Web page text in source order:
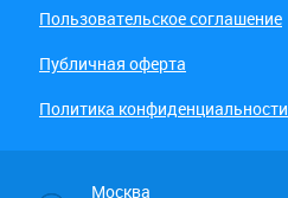
Пользовательское соглашение
Публичная оферта
Политика конфиденциальности
Москва